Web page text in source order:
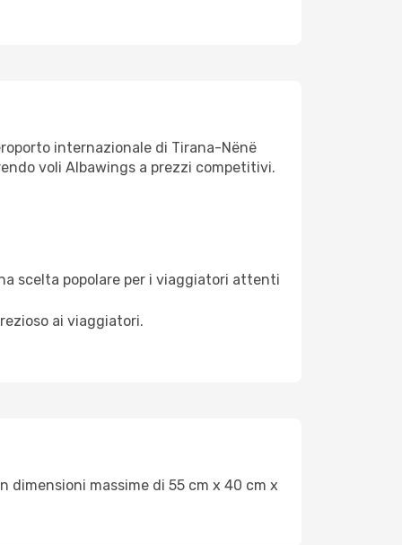
internazionale di Tirana-Nënë
voli Albawings a prezzi competitivi.
scelta popolare per i viaggiatori attenti
ai viaggiatori.
dimensioni massime di 55 cm x 40 cm x